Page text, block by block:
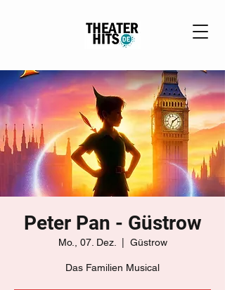
Peter Pan - Güstrow
Mo., 07. Dez. Güstrow
Das Familien Musical